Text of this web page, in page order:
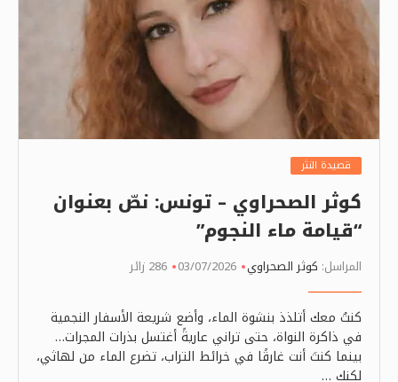
قصيدة النثر
كوثر الصحراوي – تونس: نصّ بعنوان
“قيامة ماء النجوم”
المراسل: كوثر الصحراوي 03/07/2026 286 زائر
كنتُ معك أتلذذ بنشوة الماء، وأضع شريعة الأسفار النجمية
في ذاكرة النواة، حتى تراني عاريةً أغتسل بذرات المجرات…
بينما كنتَ أنت غارقًا في خرائط التراب، تضرع الماء من لهاثي،
لكنك …